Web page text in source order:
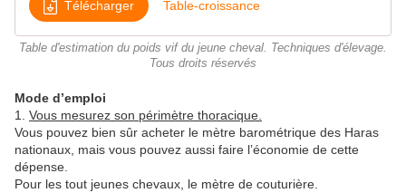
Télécharger Table-croissance
Table d'estimation du poids vif du jeune cheval. Techniques d'élevage.
Tous droits réservés
Mode d’emploi
1. Vous mesurez son périmètre thoracique.
Vous pouvez bien sûr acheter le mètre barométrique des Haras
nationaux, mais vous pouvez aussi faire l’économie de cette
dépense.
Pour les tout jeunes chevaux, le mètre de couturière.